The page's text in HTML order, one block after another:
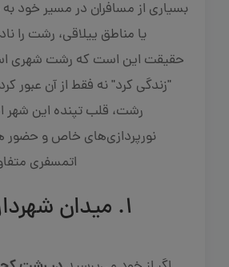
بسیاری از مسافران در مسیر خود
یا مناطق ییلاقی، رشت را
حقیقت این است که رشت شهری
"زندگی کرد" نه فقط از آن عبور
رشت، قلب تپنده این
نورپردازی‌های خاص و حضور
اتمسفری
۱. میدان